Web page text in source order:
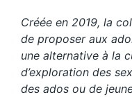
Créée en 2019, la
de proposer aux
une alternative à la
d’exploration des
des ados ou de